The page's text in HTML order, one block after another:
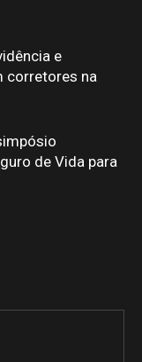
e
corretores na
de Vida para